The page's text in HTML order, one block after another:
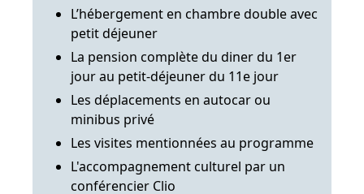
L’hébergement en chambre double avec
petit déjeuner
La pension complète du diner du 1er
jour au petit-déjeuner du 11e jour
Les déplacements en autocar ou
minibus privé
Les visites mentionnées au programme
L'accompagnement culturel par un
conférencier Clio